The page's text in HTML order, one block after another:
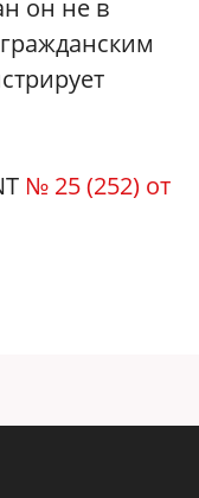
он не в
№ 25 (252) от